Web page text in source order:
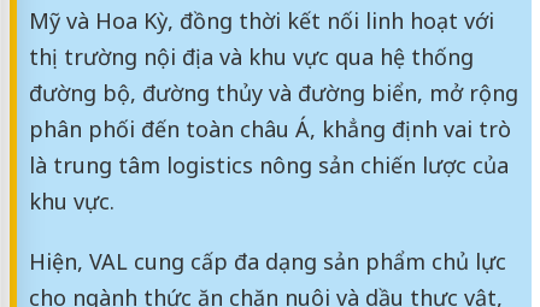
Mỹ và Hoa Kỳ, đồng thời kết nối linh hoạt với
thị trường nội địa và khu vực qua hệ thống
đường bộ, đường thủy và đường biển, mở rộng
phân phối đến toàn châu Á, khẳng định vai trò
là trung tâm logistics nông sản chiến lược của
khu vực.
Hiện, VAL cung cấp đa dạng sản phẩm chủ lực
cho ngành thức ăn chăn nuôi và dầu thực vật,